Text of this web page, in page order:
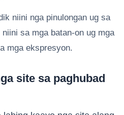
niini nga pinulongan ug sa
sa mga batan-on ug mga
mga ekspresyon.
site sa paghubad